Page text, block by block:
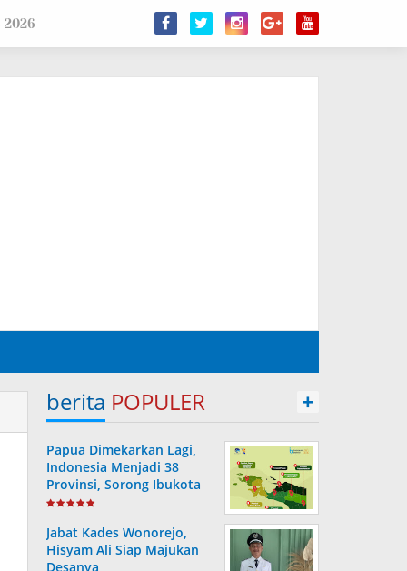
2026
berita POPULER +
Papua Dimekarkan Lagi,
Indonesia Menjadi 38
Provinsi, Sorong Ibukota
Provinsi ke 38
Jabat Kades Wonorejo,
Hisyam Ali Siap Majukan
Desanya